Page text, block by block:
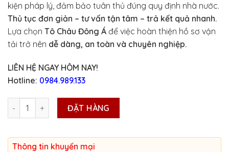
kiện pháp lý, đảm bảo tuân thủ đúng quy định nhà nước.
Thủ tục đơn giản – tư vấn tận tâm – trả kết quả nhanh.
Lựa chọn Tô Châu Đông Á để việc hoàn thiện hồ sơ vận
tải trở nên dễ dàng, an toàn và chuyên nghiệp.
LIÊN HỆ NGAY HÔM NAY!
Hotline: 0984.989.133
ĐÀO TẠO CHỨNG CHỈ SƠ CẤP VẬN TẢI Ở QUẢNG TRỊ số lượng
ĐẶT HÀNG
Thông tin khuyến mại